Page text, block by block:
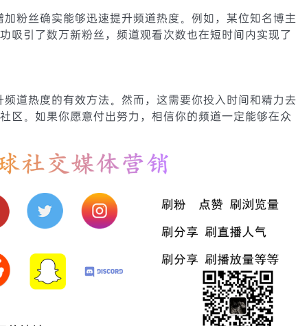
粉丝确实能够迅速提升频道热度。例如，某位知名博主
吸引了数万新粉丝，频道观看次数也在短时间内实现了
道热度的有效方法。然而，这需要你投入时间和精力去
区。如果你愿意付出努力，相信你的频道一定能够在众